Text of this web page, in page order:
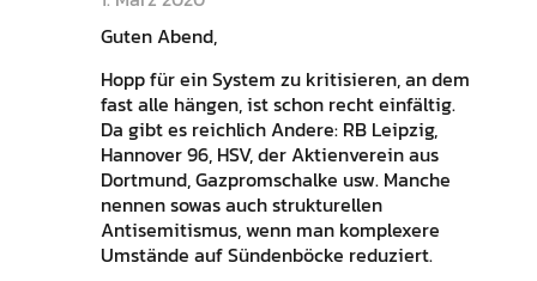
Guten Abend,
Hopp für ein System zu kritisieren, an dem
fast alle hängen, ist schon recht einfältig.
Da gibt es reichlich Andere: RB Leipzig,
Hannover 96, HSV, der Aktienverein aus
Dortmund, Gazpromschalke usw. Manche
nennen sowas auch strukturellen
Antisemitismus, wenn man komplexere
Umstände auf Sündenböcke reduziert.